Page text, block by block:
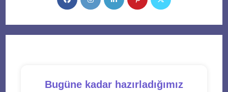
in
new
in
new
in
new
in
new
new
Bugüne kadar hazırladığımız